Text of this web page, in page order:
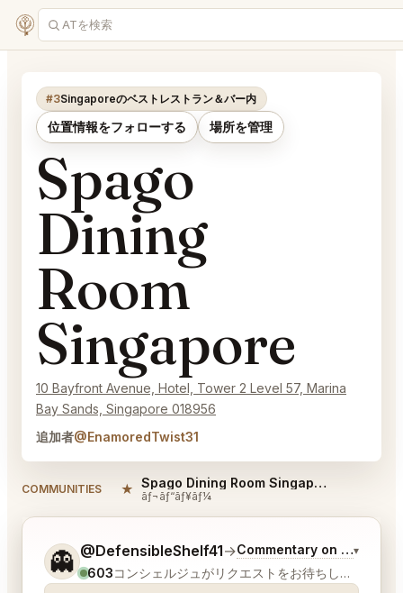
#3Singaporeのベストレストラン＆バー内
位置情報をフォローする 場所を管理
Spago
Dining
Room
Singapore
10 Bayfront Avenue, Hotel, Tower 2 Level 57, Marina
Bay Sands, Singapore 018956
追加者@EnamoredTwist31
COMMUNITIES ★ Spago Dining Room Singapore Reviews
ãƒ¬ãƒ“ãƒ¥ãƒ¼
👻 @DefensibleShelf41→Commentary on Latest
▾
603 コンシェルジュがリクエストをお待ちしています
ご希望についてもう少し詳しく教えてください。